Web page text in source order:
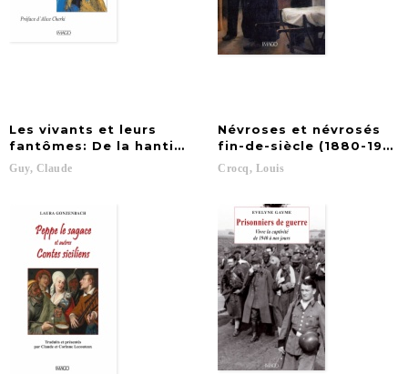
Les vivants et leurs
fantômes: De la hantise au symptôme
Guy, Claude
Névroses et névrosés
fin-de-siècle (1880-1900)
Crocq, Louis